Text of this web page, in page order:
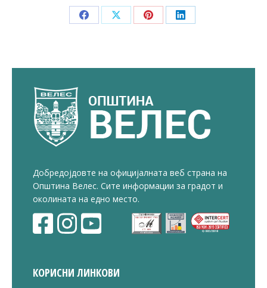
Share Share Share Share
Добредојдовте на официјалната веб страна на
Општина Велес. Сите информации за градот и
околината на едно место.
КОРИСНИ ЛИНКОВИ